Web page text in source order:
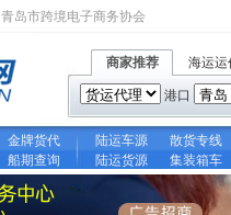
青岛市跨境电子商务协会
商家推荐 海运运
港口
金牌货代 陆运车源
散货专线
船期查询 陆运货源 集装箱车